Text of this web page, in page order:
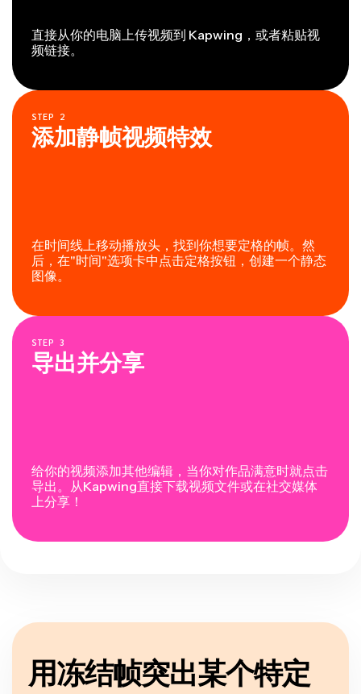
直接从你的电脑上传视频到 Kapwing，或者粘贴视
频链接。
STEP 2
添加静帧视频特效
在时间线上移动播放头，找到你想要定格的帧。然
后，在"时间"选项卡中点击定格按钮，创建一个静态
图像。
STEP 3
导出并分享
给你的视频添加其他编辑，当你对作品满意时就点击
导出。从Kapwing直接下载视频文件或在社交媒体
上分享！
用冻结帧突出某个特定